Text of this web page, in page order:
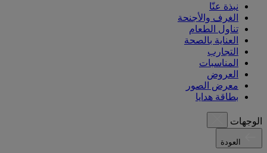
نبذة عنّا
الغرف والأجنحة
تناول الطعام
العناية بالصحة
التجارب
المناسبات
العروض
معرض الصور
بطاقة هدايا
الوجهات